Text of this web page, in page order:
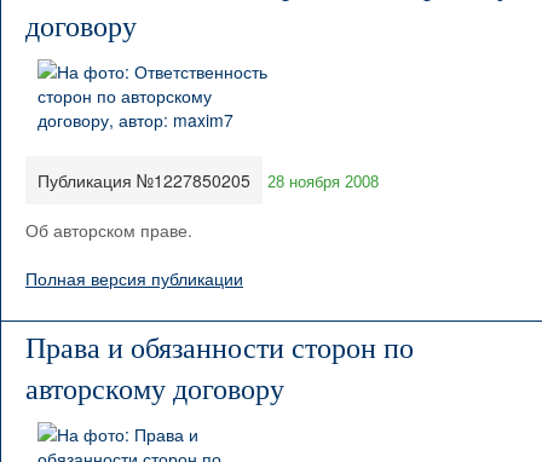
договору
Публикация №1227850205 28 ноября 2008
Об авторском праве.
Полная версия публикации
Права и обязанности сторон по
авторскому договору